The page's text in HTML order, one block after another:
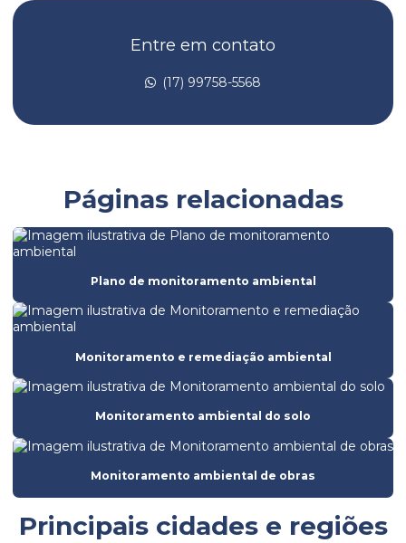
Análise de solo laboratório
Avaliação de risco de toxicidade
Batimetria empresas
Batimetria de lagos
Empresa de análise de solo
Empresa de batimetria
Empresa de ensaio de ruptura do concreto
Empresa de sondagem
Empresa de sondagem rotativa mista
Entre em contato
(17) 99758-5568
Páginas relacionadas
Plano de monitoramento ambiental
Monitoramento e remediação ambiental
Monitoramento ambiental do solo
Monitoramento ambiental de obras
Principais cidades e regiões